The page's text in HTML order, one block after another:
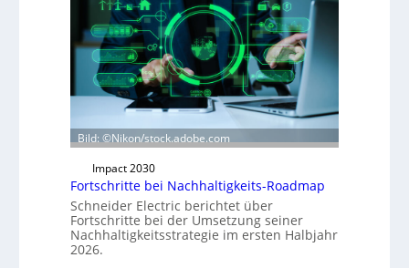
u
s
r
i
c
h
u
g
d
e
r
Bild: ©Nikon/stock.adobe.com
Impact 2030
Fortschritte bei Nachhaltigkeits-Roadmap
Schneider Electric berichtet über
Fortschritte bei der Umsetzung seiner
Nachhaltigkeitsstrategie im ersten Halbjahr
2026.